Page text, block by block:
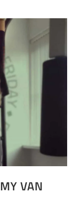
VAN